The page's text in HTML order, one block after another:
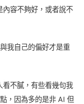
容不夠好，或者說不
我自己的偏好才是重
不膩，有些看幾句我
，因為多的是非 AI 但